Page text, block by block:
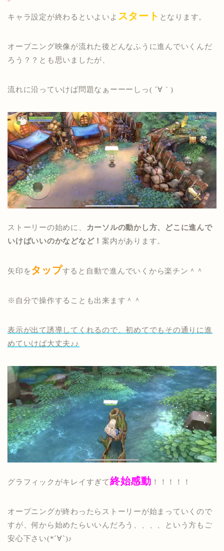
キャラ設定が終わるといよいよ スタート となります。
オープニング映像が流れた後どんなふうに進んでいくんだ
ろう？？とも思いましたが、
流れに沿っていけば問題なぁーーーしっ( ´∀｀)
ストーリーの始めに、
カーソルの動かし方、どこに進んで
いけばいいのかなどなど！案内があります。
矢印をタップすると自動で進んでいくから楽チン＾＾
※自分で操作することも出来ます＾＾
表示が出て誘導してくれるので、初めてでもその通りに進
めていけば大丈夫♪♪
グラフィックがキレイすぎて終始感動 ！！！！！
オープニングが終わったらストーリーが始まっていくので
すが、何から始めたらいいんだろう、、、、という方もご
安心下さい(*´∀`)♪